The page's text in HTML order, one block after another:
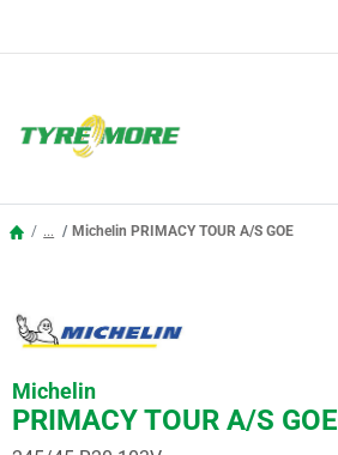
... Michelin PRIMACY TOUR A/S GOE
Michelin
PRIMACY TOUR A/S GOE